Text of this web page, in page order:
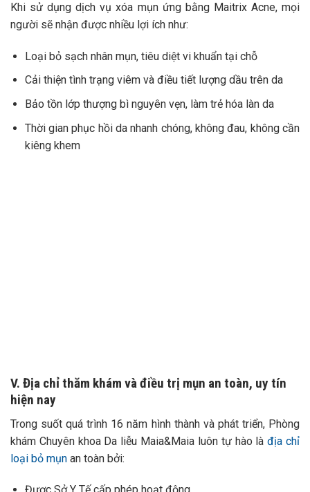
Khi sử dụng dịch vụ xóa mụn ứng bằng Maitrix Acne, mọi
người sẽ nhận được nhiều lợi ích như:
Loại bỏ sạch nhân mụn, tiêu diệt vi khuẩn tại chỗ
Cải thiện tình trạng viêm và điều tiết lượng dầu trên da
Bảo tồn lớp thượng bì nguyên vẹn, làm trẻ hóa làn da
Thời gian phục hồi da nhanh chóng, không đau, không cần
kiêng khem
V. Địa chỉ thăm khám và điều trị mụn an toàn, uy tín
hiện nay
Trong suốt quá trình 16 năm hình thành và phát triển, Phòng
khám Chuyên khoa Da liễu Maia&Maia luôn tự hào làđịa chỉ
loại bỏ mụn an toàn bởi: